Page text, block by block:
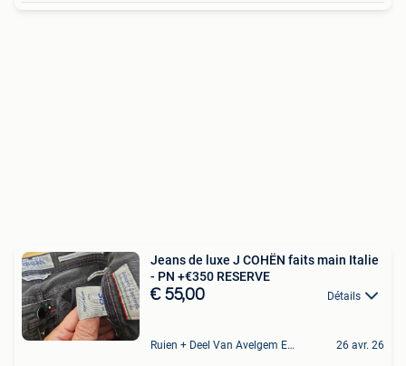
Jeans de luxe J COHËN faits main Italie
- PN +€350 RESERVE
€ 55,00 Détails
Ruien + Deel Van Avelgem En Waarmaarde 26 avr. 26